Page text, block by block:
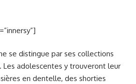
se distingue par ses collections
Les adolescentes y trouveront leur
en dentelle, des shorties